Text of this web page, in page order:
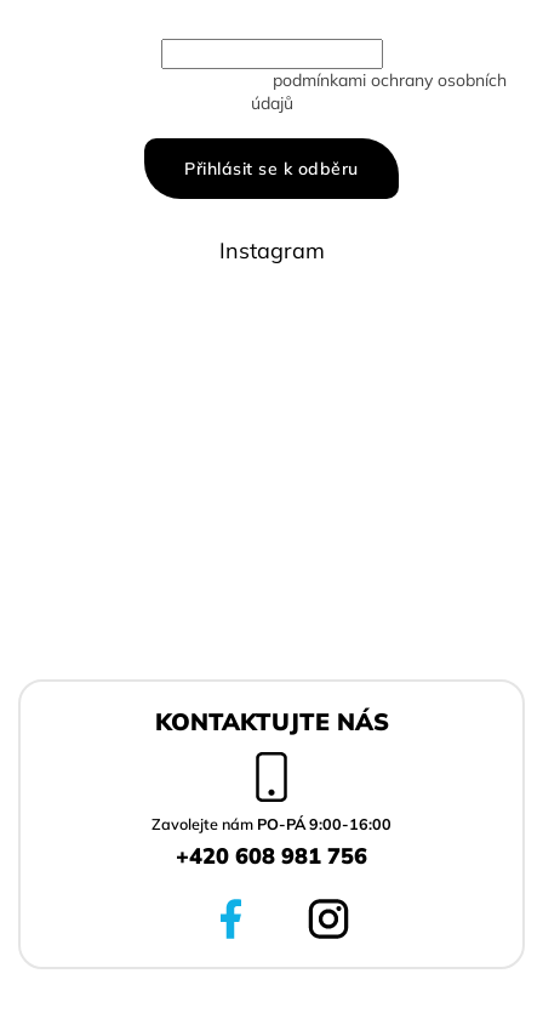
podmínkami ochrany osobních
údajů
Přihlásit se k odběru
Instagram
KONTAKTUJTE NÁS
Zavolejte nám PO-PÁ 9:00-16:00
+420 608 981 756